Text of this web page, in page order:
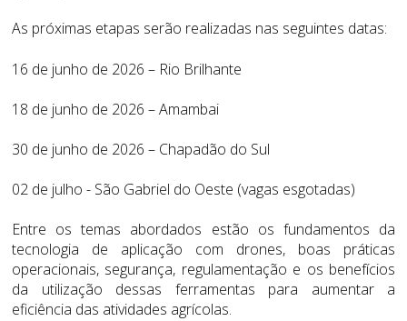
As próximas etapas serão realizadas nas seguintes datas:
16 de junho de 2026 – Rio Brilhante
18 de junho de 2026 – Amambai
30 de junho de 2026 – Chapadão do Sul
02 de julho - São Gabriel do Oeste (vagas esgotadas)
Entre os temas abordados estão os fundamentos da
tecnologia de aplicação com drones, boas práticas
operacionais, segurança, regulamentação e os benefícios
da utilização dessas ferramentas para aumentar a
eficiência das atividades agrícolas.